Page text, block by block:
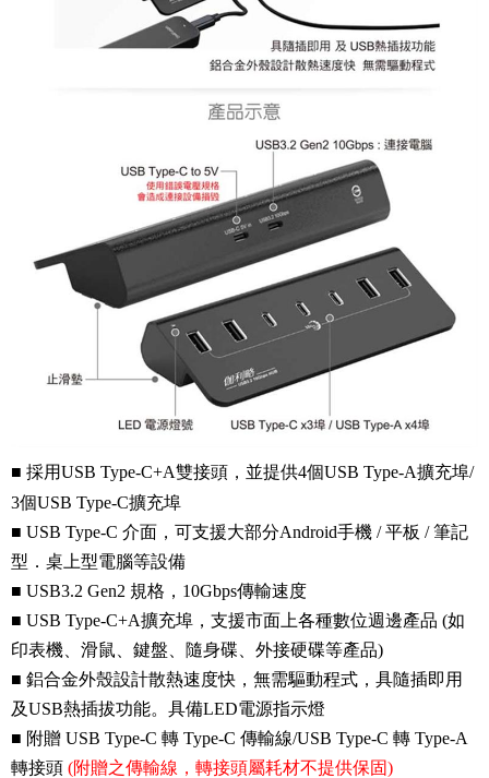
■ 採用USB Type-C+A雙接頭，並提供4個USB Type-A擴充埠/
3個USB Type-C擴充埠
■ USB Type-C 介面，可支援大部分Android手機 / 平板 / 筆記
型．桌上型電腦等設備
■ USB3.2 Gen2 規格，10Gbps傳輸速度
■ USB Type-C+A擴充埠，支援市面上各種數位週邊產品 (如
印表機、滑鼠、鍵盤、隨身碟、外接硬碟等產品)
■ 鋁合金外殼設計散熱速度快，無需驅動程式，具隨插即用
及USB熱插拔功能。具備LED電源指示燈
■ 附贈 USB Type-C 轉 Type-C 傳輸線/USB Type-C 轉 Type-A
轉接頭 (附贈之傳輸線，轉接頭屬耗材不提供保固)